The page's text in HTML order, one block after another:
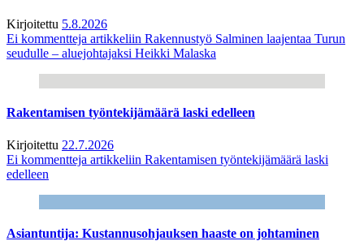
Kirjoitettu 5.8.2026
Ei kommentteja artikkeliin Rakennustyö Salminen laajentaa Turun
seudulle – aluejohtajaksi Heikki Malaska
Rakentamisen työntekijämäärä laski edelleen
Kirjoitettu 22.7.2026
Ei kommentteja artikkeliin Rakentamisen työntekijämäärä laski
edelleen
Asiantuntija: Kustannusohjauksen haaste on johtaminen